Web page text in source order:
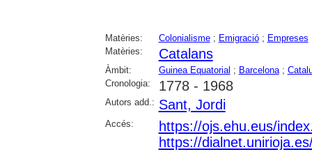
Matèries: Colonialisme; Emigració; Empreses
Matèries:
Catalans
Àmbit: Guinea Equatorial ; Barcelona;
Cronologia:
1778 - 1968
Autors add.: Sant, Jordi
Accés:
https://ojs.ehu.eus/
https://